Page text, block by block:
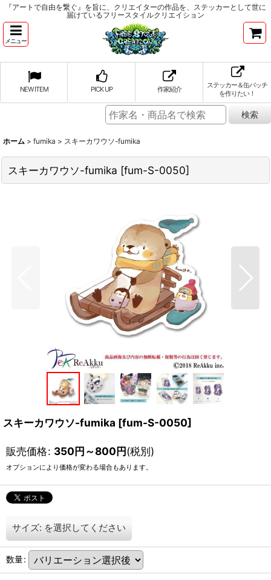
『アートで自由を繋ぐ』を旨に、クリエイターの作品を、ステッカーとして世に
届けているフリースタイルクリエイション
メニュー
NEW ITEM PICK UP 作家紹介
ステッカー＆缶バッチ
を作りたい！
ホーム > fumika > スキーカワウソ-fumika
スキーカワウソ-fumika [fum-S-0050]
スキーカワウソ-fumika [fum-S-0050]
販売価格: 350円～800円(税別)
オプションにより価格が変わる場合もあります。
サイズ: を選択してください
数量: